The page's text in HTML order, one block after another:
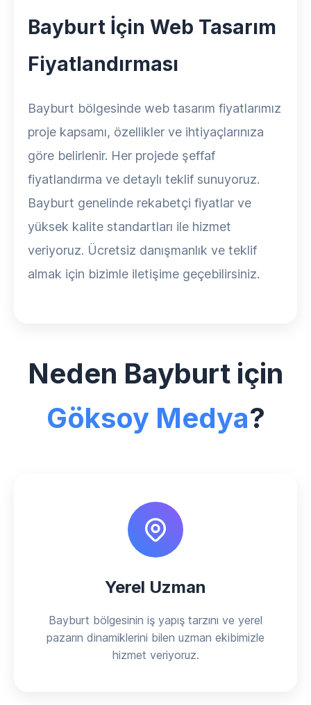
Bayburt İçin Web Tasarım
Fiyatlandırması
Bayburt bölgesinde web tasarım fiyatlarımız
proje kapsamı, özellikler ve ihtiyaçlarınıza
göre belirlenir. Her projede şeffaf
fiyatlandırma ve detaylı teklif sunuyoruz.
Bayburt genelinde rekabetçi fiyatlar ve
yüksek kalite standartları ile hizmet
veriyoruz. Ücretsiz danışmanlık ve teklif
almak için bizimle iletişime geçebilirsiniz.
Neden Bayburt için
Göksoy Medya?
Yerel Uzman
Bayburt bölgesinin iş yapış tarzını ve yerel
pazarın dinamiklerini bilen uzman ekibimizle
hizmet veriyoruz.